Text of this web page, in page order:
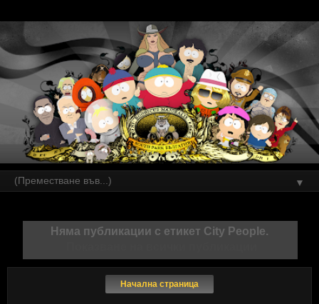
▼
Няма публикации с етикет City People.
Начална страница